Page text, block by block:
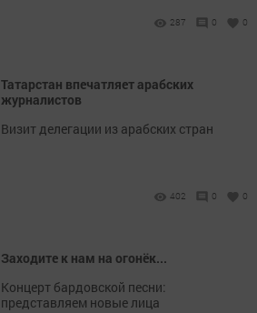
287 0 0
Татарстан впечатляет арабских
журналистов
Визит делегации из арабских стран
402 0 0
Заходите к нам на огонёк...
Концерт бардовской песни:
представляем новые лица